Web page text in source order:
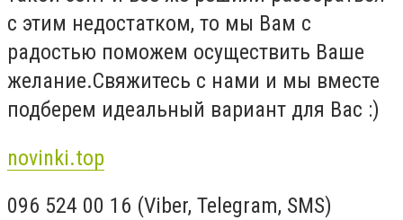
с этим недостатком, то мы Вам с
радостью поможем осуществить Ваше
желание.Свяжитесь с нами и мы вместе
подберем идеальный вариант для Вас :)
novinki.top
096 524 00 16 (Viber, Telegram, SMS)